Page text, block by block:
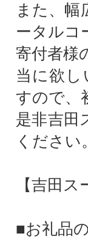
また、幅
ータルコ
寄付者様
当に欲
すので、
是非吉田
ください。
【吉田
■お礼品